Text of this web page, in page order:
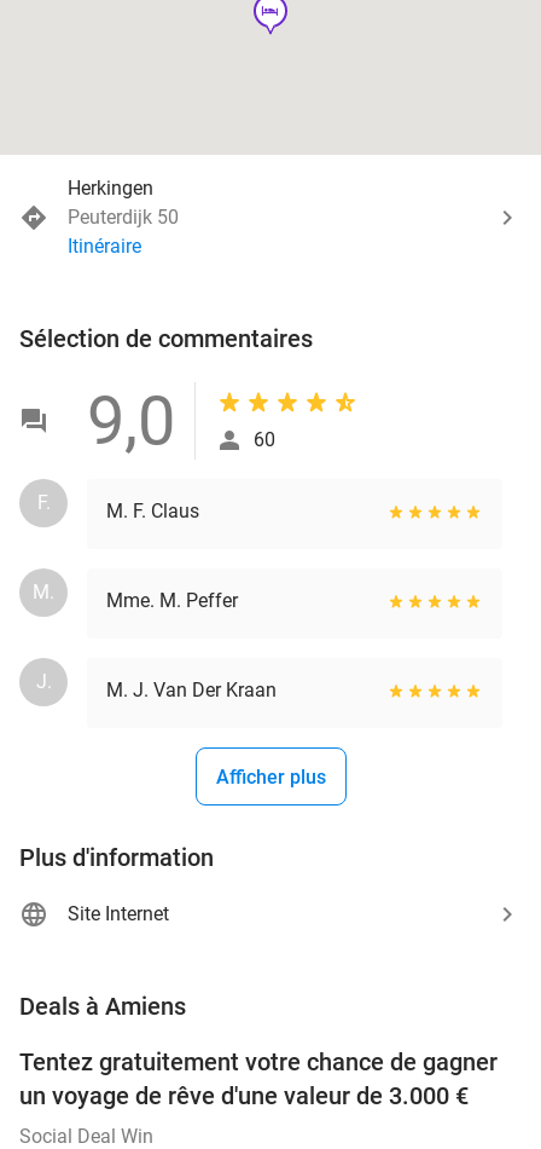
hotel
Herkingen
Peuterdijk 50
Itinéraire
Sélection de commentaires
9,0 60
F. M. F. Claus
M. Mme. M. Peffer
J. M. J. Van Der Kraan
Afficher plus
Plus d'information
Site Internet
Deals à Amiens
Tentez gratuitement votre chance de gagner
un voyage de rêve d'une valeur de 3.000 €
Social Deal Win